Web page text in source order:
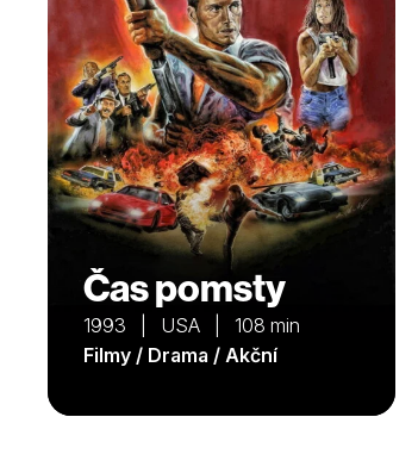
Čas pomsty
1993 | USA | 108 min
Filmy / Drama / Akční